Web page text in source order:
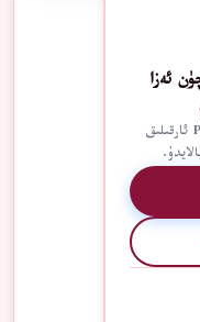
ئەزا
ئەزالار ماقالىلەرنى PlifBook ئارقىلىق